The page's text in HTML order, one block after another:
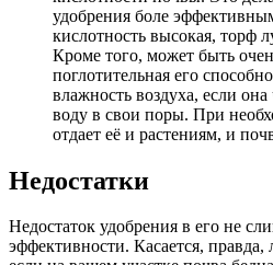
удобрения боле
кислотность высокая, торф
Кроме того, может быть
поглотительная его
влажность воздуха, если она
воду в свои поры. При
отдает её и растениям, и
Недостатки
Недостаток удобрения в его не
эффективности. Касается,